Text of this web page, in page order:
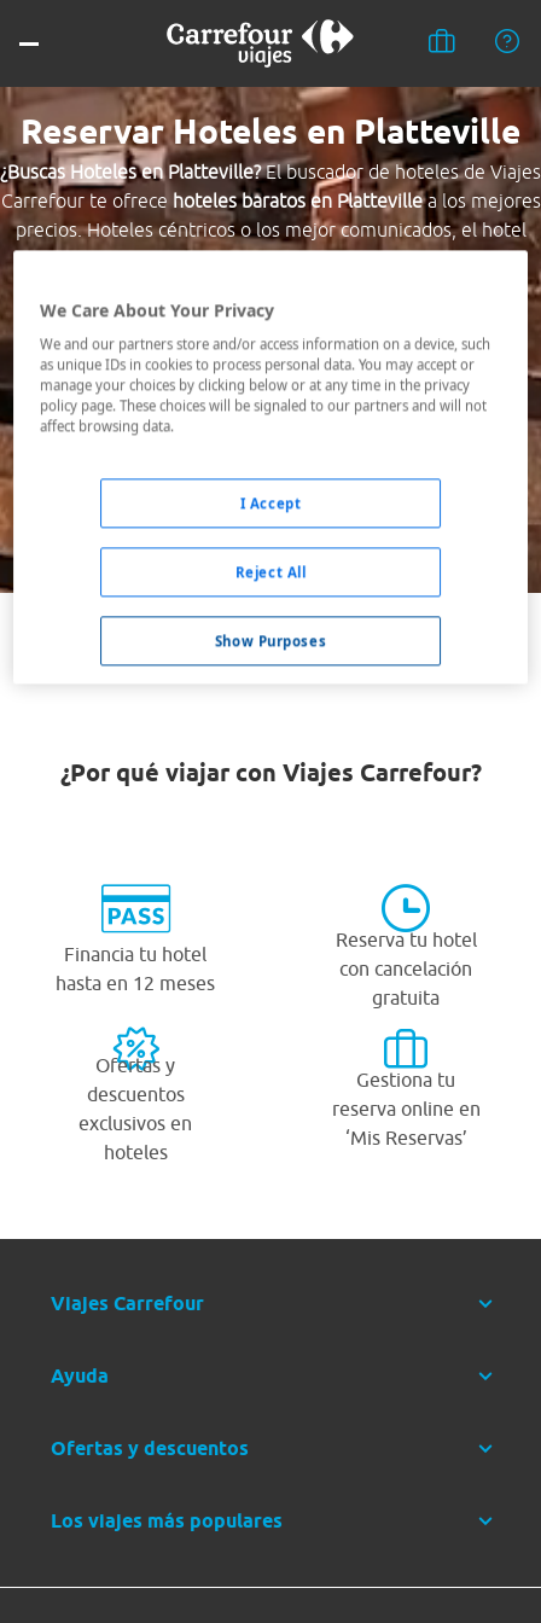
Reservar Hoteles en Platteville
¿Buscas Hoteles en Platteville?El buscador de hoteles de Viajes
Carrefour te ofrece hoteles baratos en Plattevillea los mejores
precios. Hoteles céntricos o los mejor comunicados, el hotel
que busques nosotros te lo encontramos al mejor precio.
Destino *
Fechas *
08/08/2026 - 09/08/2026
Buscar
VER TODOS LOS HOTELES BARATOS EN PLATTEVILLE
¿Por qué viajar con Viajes Carrefour?
Financia tu hotel
hasta en 12 meses
Reserva tu hotel
con cancelación
gratuita
Ofertas y
descuentos
exclusivos en
hoteles
Gestiona tu
reserva online en
‘Mis Reservas’
Viajes Carrefour
Ayuda
Ofertas y descuentos
Los viajes más populares
We Care About Your Privacy
We and our partners store and/or access information on a device, such
as unique IDs in cookies to process personal data. You may accept or
manage your choices by clicking below or at any time in the privacy
policy page. These choices will be signaled to our partners and will not
affect browsing data.
Show Purposes
Reject All
I Accept